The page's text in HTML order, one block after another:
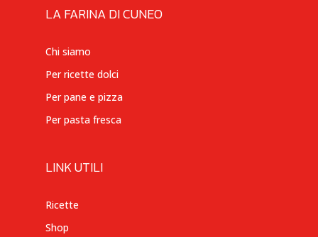
LA FARINA DI CUNEO
Chi siamo
Per ricette dolci
Per pane e pizza
Per pasta fresca
LINK UTILI
Ricette
Shop